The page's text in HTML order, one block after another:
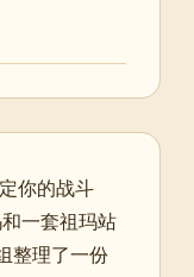
你的战斗
一套祖玛站
整理了一份